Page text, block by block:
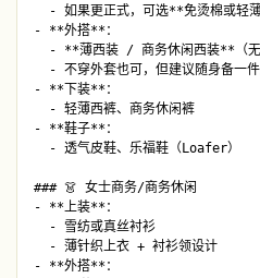
- 如果更正式，可选**免烫棉或轻
- **外搭**：
- **薄西装 / 商务休闲西装**（
- 不穿外套也可，但建议随身备一
- **下装**：
  - 轻薄西裤、商务休闲裤
- **鞋子**：
  - 透气皮鞋、乐福鞋（Loafer）
### 👗 女士商务/商务休闲
- **上装**：
  - 雪纺或真丝衬衫
  - 薄针织上衣 + 衬衫领设计
- **外搭**：